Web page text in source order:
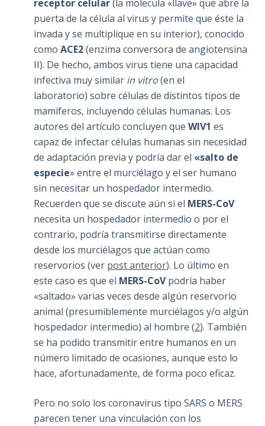
receptor celular(la molecula «llave» que abre la
puerta de la célula al virus y permite que éste la
invada y se multiplique en su interior), conocido
como ACE2(enzima conversora de angiotensina
II). De hecho, ambos virus tiene una capacidad
infectiva muy similar in vitro(en el
laboratorio) sobre células de distintos tipos de
mamíferos, incluyendo células humanas. Los
autores del artículo concluyen que WIV1 es
capaz de infectar células humanas sin necesidad
de adaptación previa y podría dar el «salto de
especie» entre el murciélago y el ser humano
sin necesitar un hospedador intermedio.
Recuerden que se discute aún si el MERS-CoV
necesita un hospedador intermedio o por el
contrario, podría transmitirse directamente
desde los murciélagos que actúan como
reservorios (ver post anterior). Lo último en
este caso es que el MERS-CoVpodría haber
«saltado» varias veces desde algún reservorio
animal (presumiblemente murciélagos y/o algún
hospedador intermedio) al hombre (2). También
se ha podido transmitir entre humanos en un
número limitado de ocasiones, aunque esto lo
hace, afortunadamente, de forma poco eficaz.
Pero no solo los coronavirus tipo SARS o MERS
parecen tener una vinculación con los